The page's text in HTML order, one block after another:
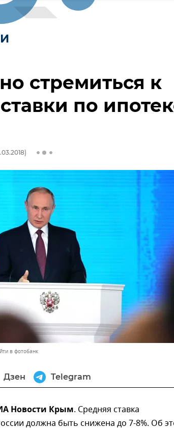
стремиться к
по
в фотобанк
Дзен Telegram
Новости Крым. Средняя ставка
должна быть снижена до 7-8%. Об